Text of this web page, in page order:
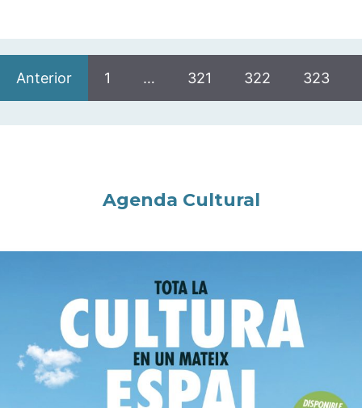
Anterior 1 … 321 322 323
Agenda Cultural